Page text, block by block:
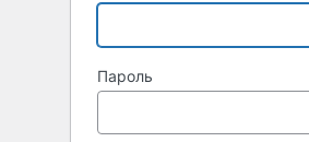
Пароль